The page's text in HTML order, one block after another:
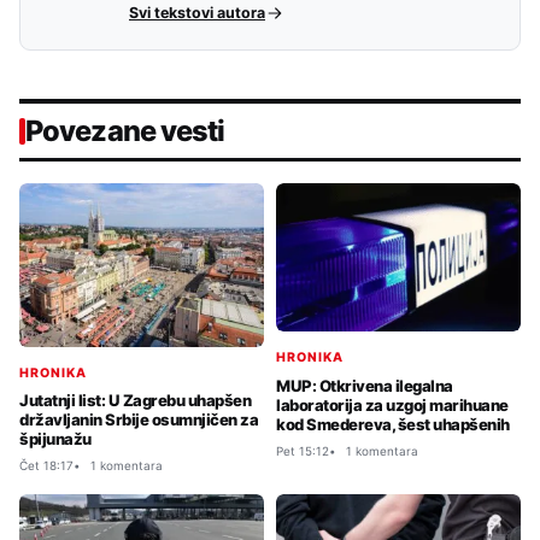
Svi tekstovi autora
Povezane vesti
HRONIKA
Jutatnji list: U Zagrebu uhapšen
državljanin Srbije osumnjičen za
špijunažu
Čet 18:17 1 komentara
HRONIKA
MUP: Otkrivena ilegalna
laboratorija za uzgoj marihuane
kod Smedereva, šest uhapšenih
Pet 15:12 1 komentara